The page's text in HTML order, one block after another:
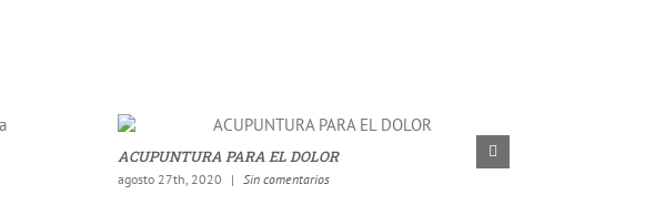
ACUPUNTURA PARA EL DOLOR
agosto 27th, 2020 | Sin comentarios